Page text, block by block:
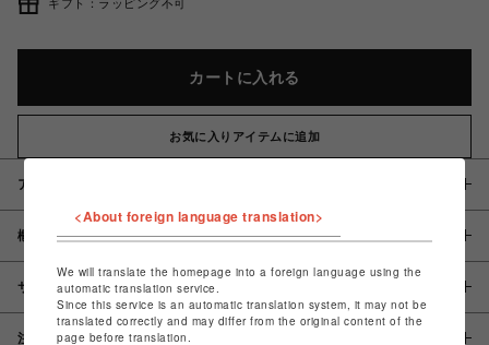
ギフト：ラッピング不可
カートに入れる
お気に入りアイテムに追加
アイテム説明 / 素材
概要
サイズ
注意事項
<About foreign language translation>
We will translate the homepage into a foreign language using the
automatic translation service.
Since this service is an automatic translation system, it may not be
translated correctly and may differ from the original content of the
page before translation.